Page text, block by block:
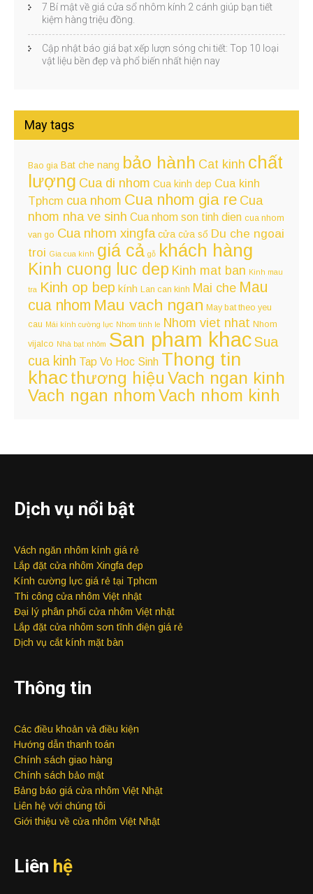
7 Bí mật về giá cửa sổ nhôm kính 2 cánh giúp bạn tiết
kiệm hàng triệu đồng.
Cập nhật báo giá bạt xếp lượn sóng chi tiết: Top 10 loại
vật liệu bền đẹp và phổ biến nhất hiện nay
May tags
Bao gia Bat che nang bảo hành Cat kinh chất
lượng Cua di nhom Cua kinh dep Cua kinh
Tphcm cua nhom Cua nhom gia re Cua
nhom nha ve sinh Cua nhom son tinh dien cua nhom
van go Cua nhom xingfa cửa cửa sổ Du che ngoai
troi Gia cua kinh giá cả gỗ khách hàng
Kinh cuong luc dep Kinh mat ban Kinh mau
tra Kinh op bep kính Lan can kinh Mai che Mau
cua nhom Mau vach ngan May bat theo yeu
cau Mái kính cường lực Nhom tinh le Nhom viet nhat Nhom
vijalco Nhà bạt nhôm San pham khacSua
cua kinh Tap Vo Hoc Sinh Thong tin
khacthương hiệu Vach ngan kinh
Vach ngan nhomVach nhom kinh
Dịch vụ nổi bật
Vách ngăn nhôm kính giá rẻ
Lắp đặt cửa nhôm Xingfa đẹp
Kính cường lực giá rẻ tại Tphcm
Thi công cửa nhôm Việt nhật
Đại lý phân phối cửa nhôm Việt nhật
Lắp đặt cửa nhôm sơn tĩnh điện giá rẻ
Dịch vụ cắt kính mặt bàn
Thông tin
Các điều khoản và điều kiện
Hướng dẫn thanh toán
Chính sách giao hàng
Chính sách bảo mật
Bảng báo giá cửa nhôm Việt Nhật
Liên hệ với chúng tôi
Giới thiệu về cửa nhôm Việt Nhật
Liên hệ